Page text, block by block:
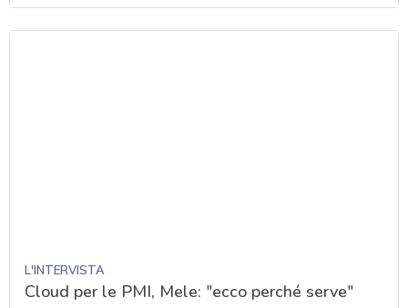
L'INTERVISTA
Cloud per le PMI, Mele: "ecco perché serve"